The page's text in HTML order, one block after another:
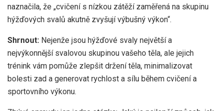
naznačila, že „cvičení s nízkou zátěží zaměřená na skupinu
hýžďových svalů akutně zvyšují výbušný výkon“.
Shrnout: Nejenže jsou hýžďové svaly největší a
nejvýkonnější svalovou skupinou vašeho těla, ale jejich
trénink vám pomůže zlepšit držení těla, minimalizovat
bolesti zad a generovat rychlost a sílu během cvičení a
sportovního výkonu.